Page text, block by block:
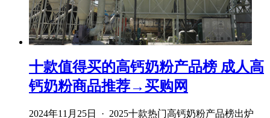
十款值得买的高钙奶粉产品榜 成人高
钙奶粉商品推荐→买购网
2024年11月25日 · 2025十款热门高钙奶粉产品榜出炉